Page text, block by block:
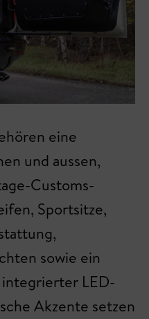
eine
und aussen,
Customs-
Sportsitze,
sowie ein
LED-
Akzente setzen